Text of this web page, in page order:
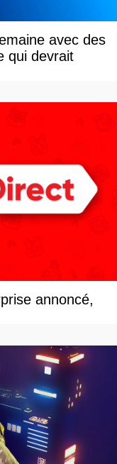
avec des
qui devrait
annoncé,